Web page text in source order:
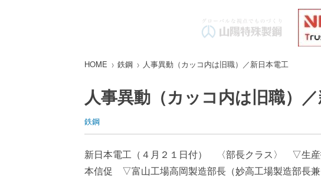
HOME 鉄鋼 人事異動（カッコ内は旧職）／新日本電工
人事異動（カッコ内は旧職）
鉄鋼
新日本電工（４月２１日付） 〈部長クラス〉 ▽生産
本信促 ▽富山工場高岡製造部長（妙高工場製造部長